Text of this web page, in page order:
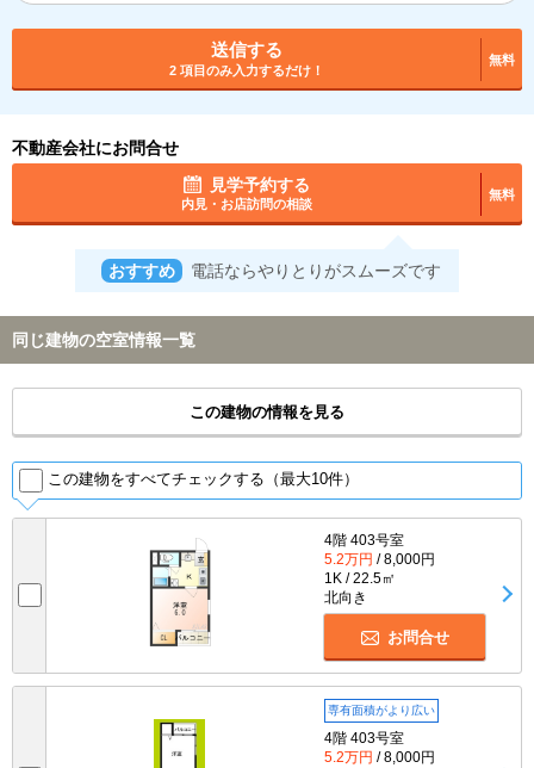
送信する
2 項目のみ入力するだけ！
無料
不動産会社にお問合せ
見学予約する
内見・お店訪問の相談
無料
おすすめ 電話ならやりとりがスムーズです
同じ建物の空室情報一覧
この建物の情報を見る
この建物をすべてチェックする（最大10件）
4階 403号室
5.2万円 / 8,000円
1K / 22.5㎡
北向き
お問合せ
専有面積がより広い
4階 403号室
5.2万円 / 8,000円